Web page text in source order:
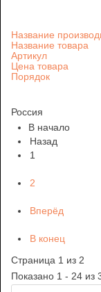
Название товара
Артикул
Цена товара
Порядок
Россия
В начало
Назад
1
2
Вперёд
В конец
Страница 1 из 2
Показано 1 - 24 из